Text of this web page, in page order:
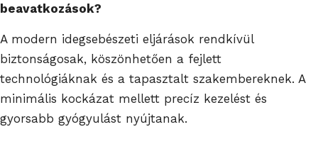
beavatkozások?
A modern idegsebészeti eljárások rendkívül
biztonságosak, köszönhetően a fejlett
technológiáknak és a tapasztalt szakembereknek. A
minimális kockázat mellett precíz kezelést és
gyorsabb gyógyulást nyújtanak.